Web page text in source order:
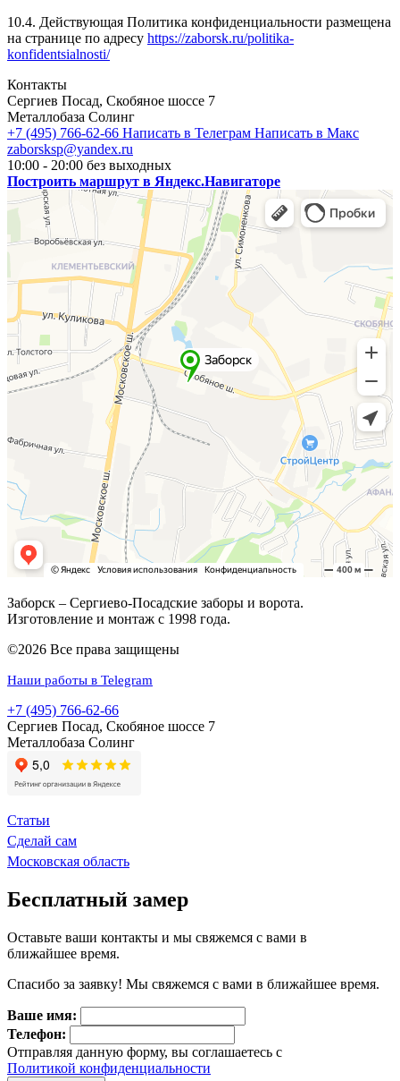
10.4. Действующая Политика конфиденциальности размещена
на странице по адресу https://zaborsk.ru/politika-
konfidentsialnosti/
Контакты
Сергиев Посад, Скобяное шоссе 7
Металлобаза Солинг
+7 (495) 766-62-66 Написать в Телеграм Написать в Макс
zaborsksp@yandex.ru
10:00 - 20:00 без выходных
Построить маршрут в Яндекс.Навигаторе
Заборск – Сергиево-Посадские заборы и ворота.
Изготовление и монтаж с 1998 года.
©2026 Все права защищены
Наши работы в Telegram
+7 (495) 766-62-66
Сергиев Посад, Скобяное шоссе 7
Металлобаза Солинг
Статьи
Сделай сам
Московская область
Бесплатный замер
Оставьте ваши контакты и мы свяжемся с вами в
ближайшее время.
Спасибо за заявку! Мы свяжемся с вами в ближайшее время.
Ваше имя:
Телефон:
Отправляя данную форму, вы соглашаетесь с
Политикой конфиденциальности